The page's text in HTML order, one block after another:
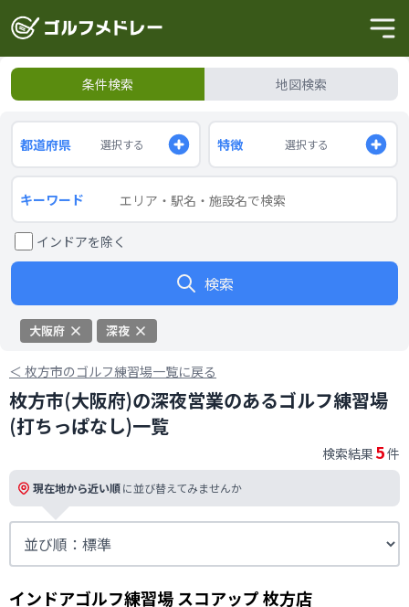
条件検索 地図検索
都道府県 選択する 特徴 選択する
キーワード
インドアを除く
検索
大阪府 深夜
＜ 枚方市のゴルフ練習場一覧に戻る
枚方市(大阪府)の深夜営業のあるゴルフ練習場
(打ちっぱなし)一覧
検索結果 5件
現在地から近い順に並び替えてみませんか
インドアゴルフ練習場 スコアップ 枚方店